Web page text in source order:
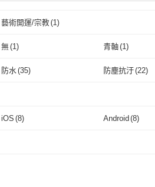
藝術開運/宗教(1)
無(1) 青軸 (1)
非機械式 其他(1) 青軸
防水 (35) 防塵抗汙(22)
iOS (8) Android(8)